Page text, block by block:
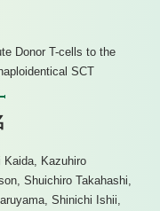
Donor T-cells to the
SCT
Kazuhiro
Shuichiro Takahashi,
Shinichi Ishii,